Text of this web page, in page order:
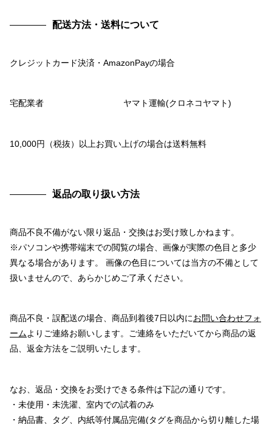
配送方法・送料について
クレジットカード決済・AmazonPayの場合
宅配業者 ヤマト運輸(クロネコヤマト)
10,000円（税抜）以上お買い上げの場合は送料無料
返品の取り扱い方法
商品不良不備がない限り返品・交換はお受け致しかねます。
※パソコンや携帯端末での閲覧の場合、画像が実際の色目と多少
異なる場合があります。 画像の色目については当方の不備として
扱いませんので、あらかじめご了承ください。
商品不良・誤配送の場合、商品到着後7日以内にお問い合わせフォ
ームよりご連絡お願いします。ご連絡をいただいてから商品の返
品、返金方法をご説明いたします。
なお、返品・交換をお受けできる条件は下記の通りです。
・未使用・未洗濯、室内での試着のみ
・納品書、タグ、内紙等付属品完備(タグを商品から切り離した場